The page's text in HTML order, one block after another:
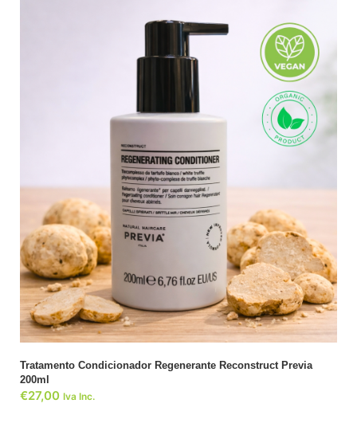
Tratamento Condicionador Regenerante Reconstruct Previa
200ml
€27,00 Iva Inc.